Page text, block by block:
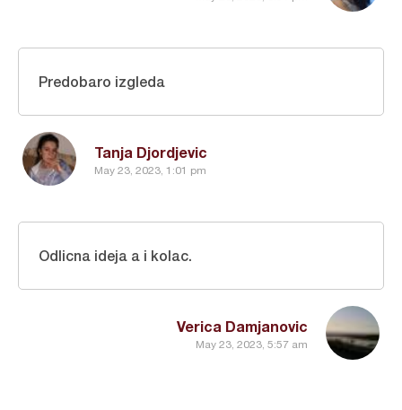
Tanja Djordjevic
May 23, 2023, 1:01 pm
Predobaro izgleda
Verica Damjanovic
May 23, 2023, 5:57 am
Odlicna ideja a i kolac.